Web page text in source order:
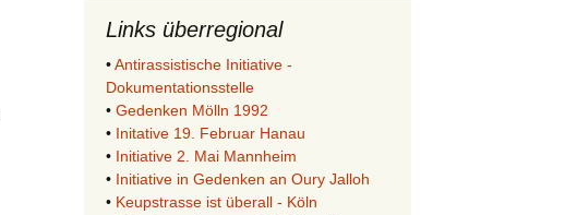
Links überregional
•Antirassistische Initiative -
Dokumentationsstelle
• Gedenken Mölln 1992
• Initative 19. Februar Hanau
• Initiative 2. Mai Mannheim
• Initiative in Gedenken an Oury Jalloh
• Keupstrasse ist überall - Köln